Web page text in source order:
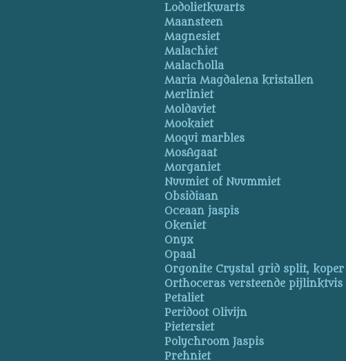
Lodolietkwarts
Maansteen
Magnesiet
Malachiet
Malacholla
Maria Magdalena kristallen
Merliniet
Moldaviet
Mookaiet
Moqui marbles
MosAgaat
Morganiet
Nuumiet of Nuummiet
Obsidiaan
Oceaan jaspis
Okeniet
Onyx
Opaal
Orgonite Crystal grid split, koper
Orthoceras versteende pijlinktvis
Petaliet
Peridoot Olivijn
Pietersiet
Polychroom Jaspis
Prehniet